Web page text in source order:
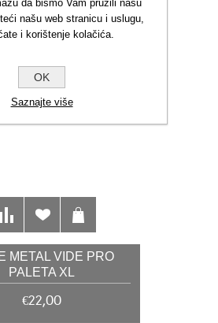
METAL VIDE PRO
PALETA XL
€22,00
da bismo Vam pružili našu
našu web stranicu i uslugu,
i korištenje kolačića.
OK
Saznajte više